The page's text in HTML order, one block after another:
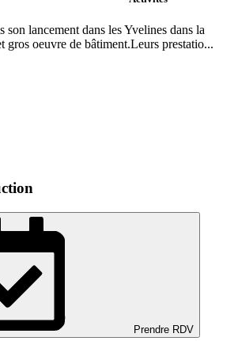
lancement dans les Yvelines dans la
gros oeuvre de bâtiment.Leurs prestatio...
Prendre RDV